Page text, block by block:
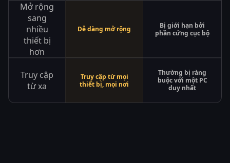
Mở rộng
sang
nhiều
thiết bị
hơn
Dễ dàng mở rộng
Bị giới hạn bởi
phần cứng cục bộ
Truy cập
từ xa
Truy cập từ mọi
thiết bị, mọi nơi
Thường bị ràng
buộc với một PC
duy nhất